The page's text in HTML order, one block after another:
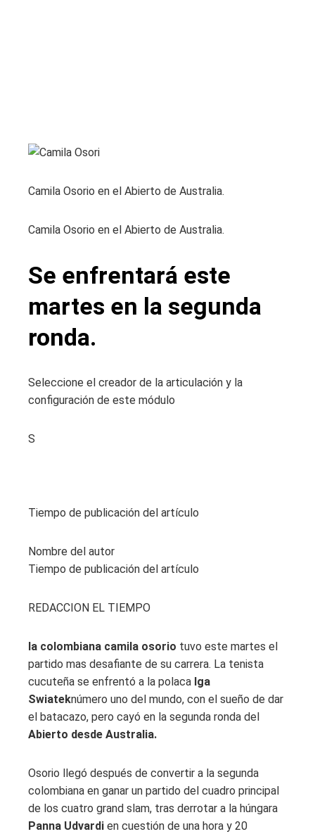
Camila Osorio en el Abierto de Australia.
Camila Osorio en el Abierto de Australia.
Se enfrentará este
martes en la segunda
ronda.
Seleccione el creador de la articulación y la
configuración de este módulo
S
Tiempo de publicación del artículo
Nombre del autor
Tiempo de publicación del artículo
REDACCION EL TIEMPO
la colombiana camila osorio tuvo este martes el
partido mas desafiante de su carrera. La tenista
cucuteña se enfrentó a la polaca Iga
Swiateknúmero uno del mundo, con el sueño de dar
el batacazo, pero cayó en la segunda ronda del
Abierto desde Australia.
Osorio llegó después de convertir a la segunda
colombiana en ganar un partido del cuadro principal
de los cuatro grand slam, tras derrotar a la húngara
Panna Udvardi en cuestión de una hora y 20